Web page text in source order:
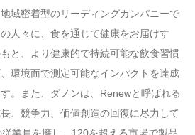
域密着型のリーディングカンパニーで
人々に、食を通じて健康をお届けす
と、より健康的で持続可能な飲食習慣
環境面で測定可能なインパクトを達成
。また、ダノンは、Renewと呼ばれる
、競争力、価値創造の回復に尽力して
業員を擁し、120を超える市場で製品